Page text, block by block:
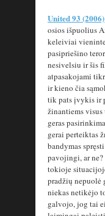
United 93 (2006)
osios išpuolius
keleiviai
pasipriešino
nesivelsiu ir šis
atpasakojami
ir kieno čia
tik pats įvykis ir
žinantiems
geras
gerai perteiktas
bandymas
pavojingi, ar
tokioje
pradžių
niekas netikėjo
galvojo, jog tai